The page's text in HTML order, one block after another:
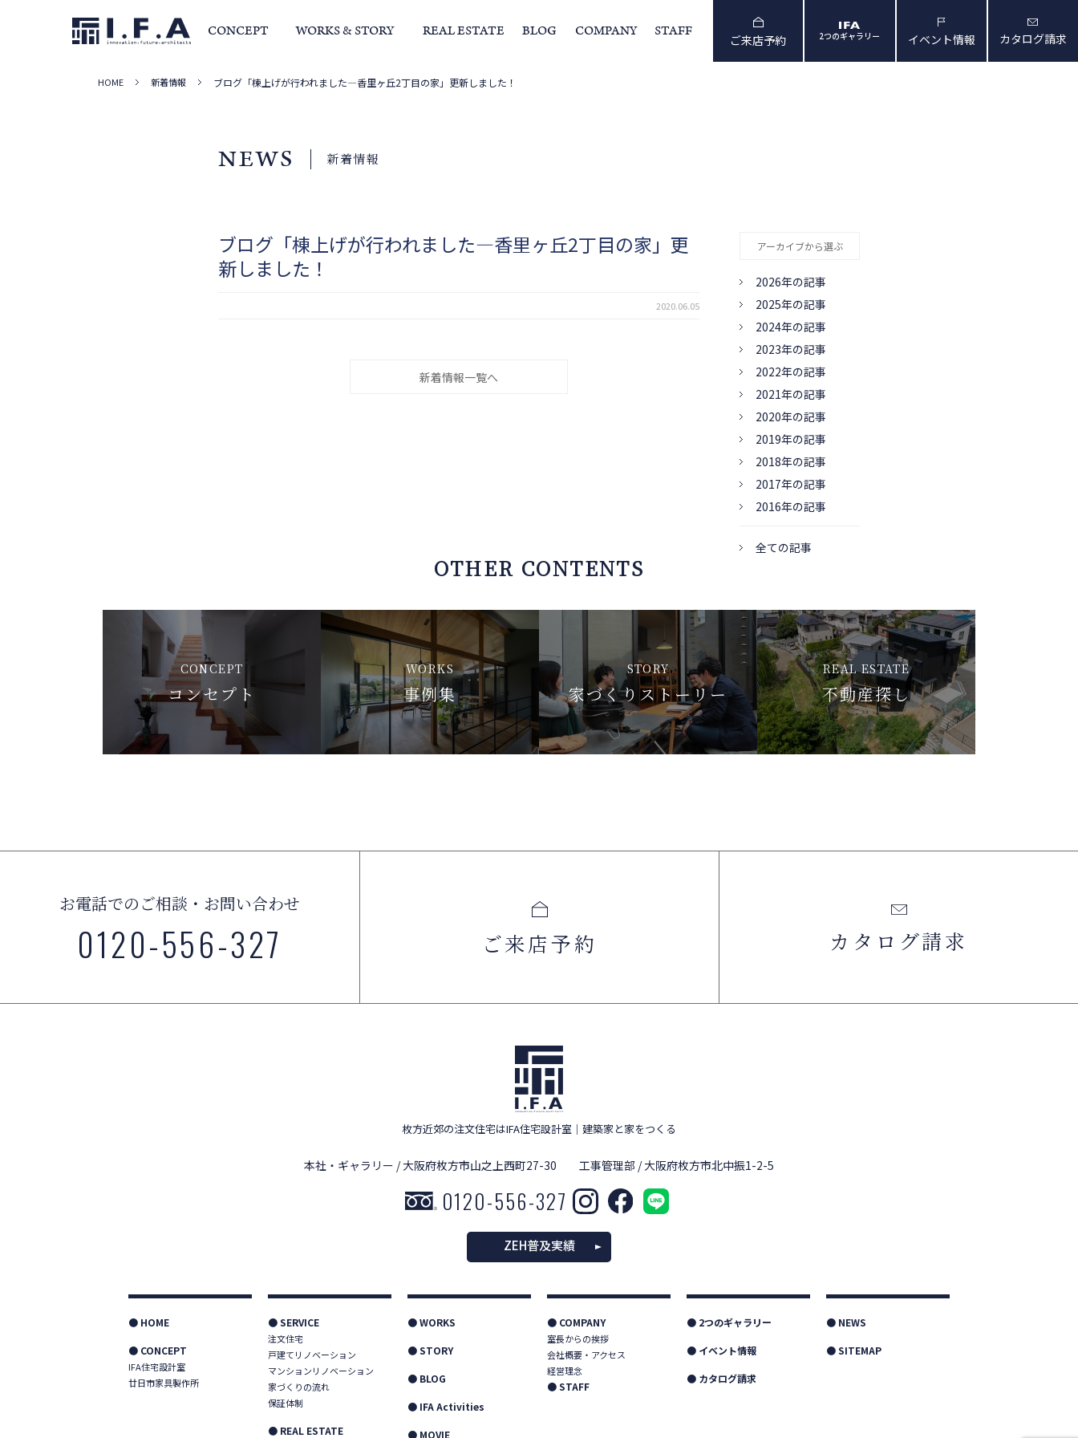
CONCEPT WORKS & STORY
事例集 家づくりストーリー
REAL ESTATE BLOG COMPANY
サービス・家づくりの流れ 室長からの挨拶 経営理念
STAFF
ご来店予約 2つのギャラリー イベント情報 カタログ請求
HOME 新着情報 ブログ「棟上げが行われました―香里ヶ丘2丁目の家」更新しました！
NEWS 新着情報
ブログ「棟上げが行われました―香里ヶ丘2丁目の家」更
新しました！
2020.06.05
新着情報一覧へ
アーカイブから選ぶ
2026年の記事
2025年の記事
2024年の記事
2023年の記事
2022年の記事
2021年の記事
2020年の記事
2019年の記事
2018年の記事
2017年の記事
2016年の記事
全ての記事
OTHER CONTENTS
CONCEPT
コンセプト
WORKS
事例集
STORY
家づくりストーリー
REAL ESTATE
不動産探し
お電話でのご相談・お問い合わせ
0120-556-327 ご来店予約 カタログ請求
枚方近郊の注文住宅はIFA住宅設計室 ｜ 建築家と家をつくる
本社・ギャラリー / 大阪府枚方市山之上西町27-30 工事管理部 / 大阪府枚方市北中振1-2-5
0120-556-327
ZEH普及実績
● HOME
● CONCEPT
IFA住宅設計室
廿日市家具製作所
● SERVICE
注文住宅
戸建てリノベーション
マンションリノベーション
家づくりの流れ
保証体制
● REAL ESTATE
● WORKS
● STORY
● BLOG
● IFA Activities
● MOVIE
● COMPANY
室長からの挨拶
会社概要・アクセス
経営理念
● STAFF
● 2つのギャラリー
● イベント情報
● カタログ請求
● NEWS
● SITEMAP